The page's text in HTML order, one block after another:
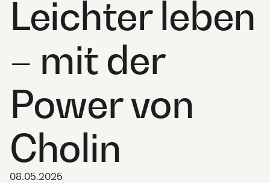
Leichter leben
– mit der
Power von
Cholin
08.05.2025